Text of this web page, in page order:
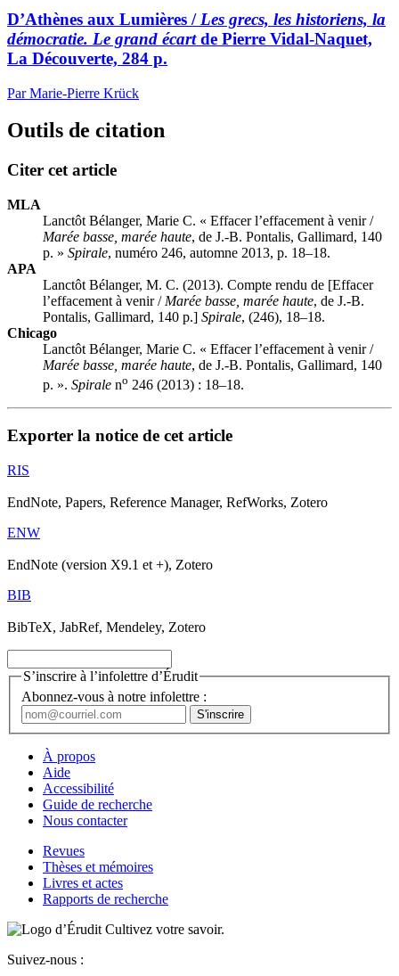
D’Athènes aux Lumières / Les grecs, les historiens, la
démocratie. Le grand écartde Pierre Vidal-Naquet,
La Découverte, 284 p.
Par Marie-Pierre Krück
Outils de citation
Citer cet article
MLA
Lanctôt Bélanger, Marie C. « Effacer l’effacement à venir /
Marée basse, marée haute, de J.-B. Pontalis, Gallimard, 140
p. » Spirale, numéro 246, automne 2013, p. 18–18.
APA
Lanctôt Bélanger, M. C. (2013). Compte rendu de [Effacer
l’effacement à venir / Marée basse, marée haute, de J.-B.
Pontalis, Gallimard, 140 p.] Spirale, (246), 18–18.
Chicago
Lanctôt Bélanger, Marie C. « Effacer l’effacement à venir /
Marée basse, marée haute, de J.-B. Pontalis, Gallimard, 140
p. ». Spirale no 246 (2013) : 18–18.
Exporter la notice de cet article
RIS
EndNote, Papers, Reference Manager, RefWorks, Zotero
ENW
EndNote (version X9.1 et +), Zotero
BIB
BibTeX, JabRef, Mendeley, Zotero
S’inscrire à l’infolettre d’Érudit
Abonnez-vous à notre infolettre :
À propos
Aide
Accessibilité
Guide de recherche
Nous contacter
Revues
Thèses et mémoires
Livres et actes
Rapports de recherche
Cultivez votre savoir.
Suivez-nous :